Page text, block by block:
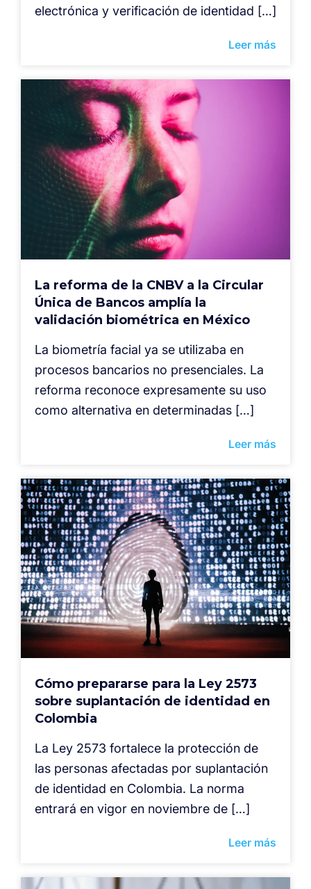
electrónica y verificación de identidad […]
Leer más
La reforma de la CNBV a la Circular
Única de Bancos amplía la
validación biométrica en México
La biometría facial ya se utilizaba en
procesos bancarios no presenciales. La
reforma reconoce expresamente su uso
como alternativa en determinadas […]
Leer más
Cómo prepararse para la Ley 2573
sobre suplantación de identidad en
Colombia
La Ley 2573 fortalece la protección de
las personas afectadas por suplantación
de identidad en Colombia. La norma
entrará en vigor en noviembre de […]
Leer más